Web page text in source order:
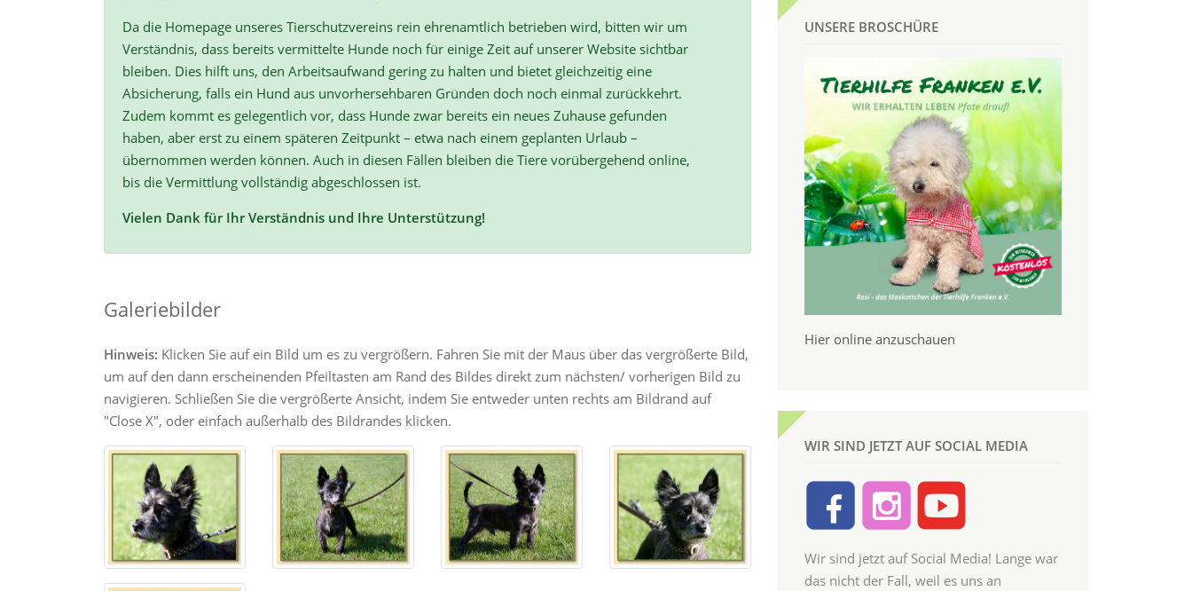
Da die Homepage unseres Tierschutzvereins rein ehrenamtlich betrieben wird, bitten wir um
Verständnis, dass bereits vermittelte Hunde noch für einige Zeit auf unserer Website sichtbar
bleiben. Dies hilft uns, den Arbeitsaufwand gering zu halten und bietet gleichzeitig eine
Absicherung, falls ein Hund aus unvorhersehbaren Gründen doch noch einmal zurückkehrt.
Zudem kommt es gelegentlich vor, dass Hunde zwar bereits ein neues Zuhause gefunden
haben, aber erst zu einem späteren Zeitpunkt – etwa nach einem geplanten Urlaub –
übernommen werden können. Auch in diesen Fällen bleiben die Tiere vorübergehend online,
bis die Vermittlung vollständig abgeschlossen ist.
Vielen Dank für Ihr Verständnis und Ihre Unterstützung!
Galeriebilder
Hinweis: Klicken Sie auf ein Bild um es zu vergrößern. Fahren Sie mit der Maus über das vergrößerte Bild,
um auf den dann erscheinenden Pfeiltasten am Rand des Bildes direkt zum nächsten/ vorherigen Bild zu
navigieren. Schließen Sie die vergrößerte Ansicht, indem Sie entweder unten rechts am Bildrand auf
"Close X", oder einfach außerhalb des Bildrandes klicken.
UNSERE BROSCHÜRE
Hier online anzuschauen
WIR SIND JETZT AUF SOCIAL MEDIA
Wir sind jetzt auf Social Media! Lange war
das nicht der Fall, weil es uns an